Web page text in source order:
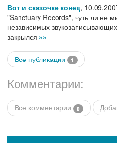
Вот и сказочке конец,
"Sanctuary Records", чуть ли не
независимых
закрылся »»
Все публикации 1
Комментарии:
Все комментарии 0